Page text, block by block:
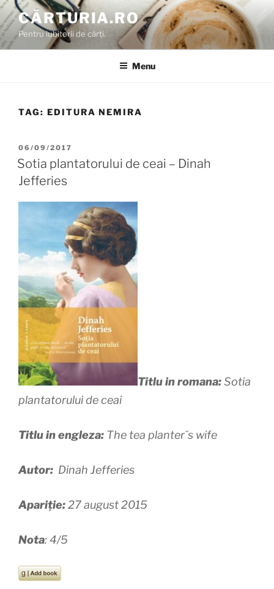
Skip
to
content
CĂRTURIA.RO
Pentru iubitorii de cărți.
Menu
TAG: EDITURA NEMIRA
POSTED
ON
06/09/2017
Sotia plantatorului de ceai – Dinah
Jefferies
Titlu in romana:Sotia
plantatorului de ceai
Titlu in engleza: The tea planter´s wife
Autor: Dinah Jefferies
Apariție:27 august 2015
Nota: 4/5